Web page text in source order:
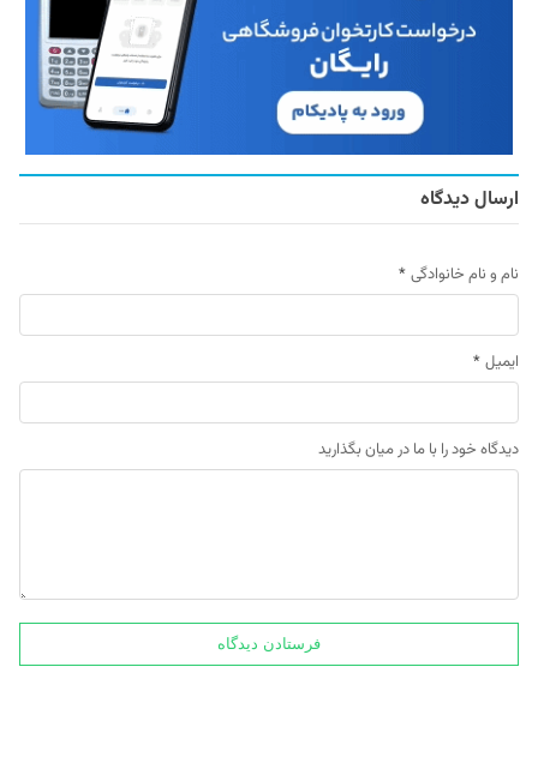
ارسال دیدگاه
نام و نام خانوادگی *
ایمیل *
دیدگاه خود را با ما در میان بگذارید